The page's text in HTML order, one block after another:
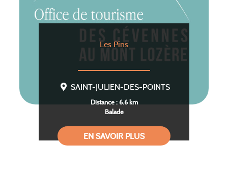
Les Pins
SAINT-JULIEN-DES-POINTS
Distance : 6.6 km
Balade
EN SAVOIR PLUS